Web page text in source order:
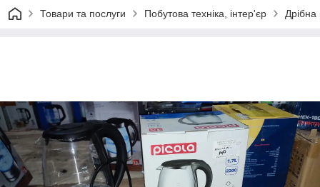
Товари та послуги Побутова техніка, інтер'єр Дрібна